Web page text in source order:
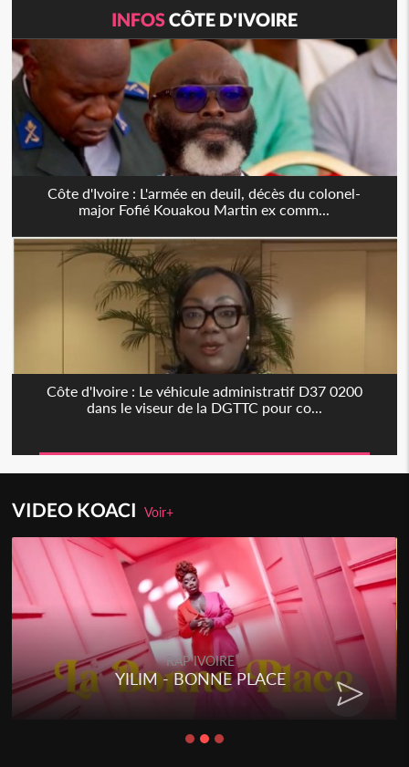
INFOSCÔTE D'IVOIRE
Côte d'Ivoire : L'armée en deuil, décès du colonel-
major Fofié Kouakou Martin ex comm...
Côte d'Ivoire : Le véhicule administratif D37 0200
dans le viseur de la DGTTC pour co...
VIDEO KOACIVoir+
RAP IVOIRE
YILIM - BONNE PLACE